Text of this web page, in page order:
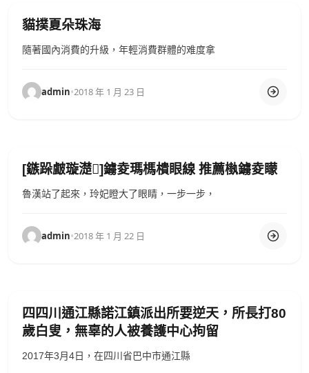
貓撲夏朵珠海
隨著國內消費的升級，年輕消費群體的难度拿
admin•2018 年 1 月 23 日
[鏃跺皻璇濋]鐪夌瑪榪樻眼線 推薦槸鐪夌矇
魯漢站了起來，玲妃瞪大了眼睛，一步一步，
admin•2018 年 1 月 22 日
四四川通江縣諾江鎮派出所要逆天，所長打80
歲白叟，無辜的人被養護中心拘留
2017年3月4日，在四川省巴中市通江縣